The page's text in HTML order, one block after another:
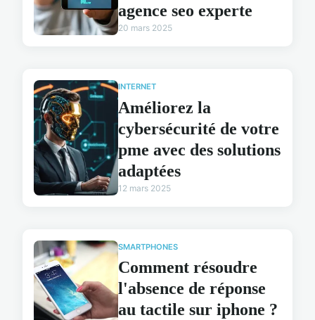
agence seo experte
20 mars 2025
INTERNET
Améliorez la
cybersécurité de votre
pme avec des solutions
adaptées
12 mars 2025
SMARTPHONES
Comment résoudre
l'absence de réponse
au tactile sur iphone ?